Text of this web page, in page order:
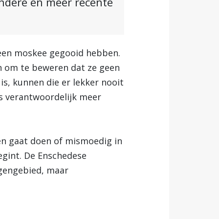
moskee gegooid hebben.
te beweren dat ze geen
kunnen die er lekker nooit
verantwoordelijk meer
gaat doen of mismoedig in
De Enschedese
maar